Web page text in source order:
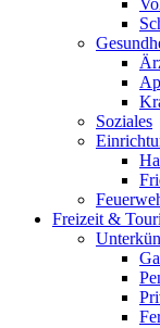
Soziales
Freizeit &